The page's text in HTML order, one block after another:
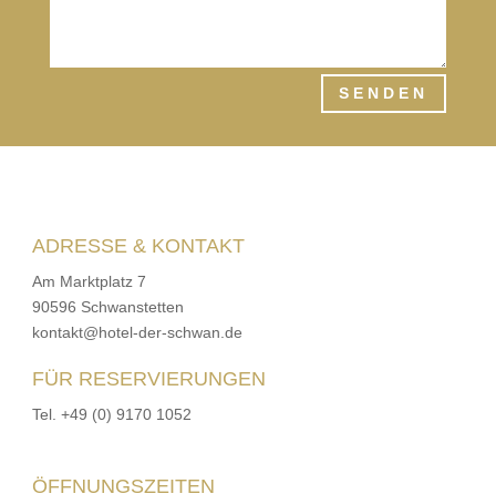
SENDEN
ADRESSE & KONTAKT
Am Marktplatz 7
90596 Schwanstetten
kontakt@hotel-der-schwan.de
FÜR RESERVIERUNGEN
Tel. +49 (0) 9170 1052
ÖFFNUNGSZEITEN